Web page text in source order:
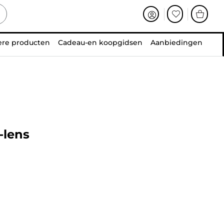
producten Cadeau-en koopgidsen Aanbiedingen
lens